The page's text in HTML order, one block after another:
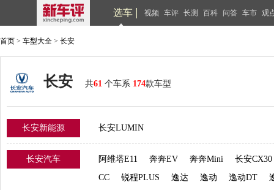
选车 视频 车评 长测 百科 问答 车市 观
首页 > 车型大全 > 长安
长安 共61 个车系 174款车型
长安新能源 长安LUMIN
长安汽车 阿维塔E11 奔奔EV 奔奔Mini
长安CX30
CC
锐程PLUS 逸达 逸动 逸动DT